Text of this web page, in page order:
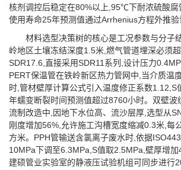
核剂调控后稳定在80%以上,95℃下耐浓硫酸腐
使用寿命25年预测值通过Arrhenius方程外推验
材料选型决策树的核心是工况参数与分子
岭地区土壤冻结深度1.5米,燃气管道埋深必须
SDR17.6,直接采用SDR11系列,设计压力
PERT保温管在铁岭新区热力管网中,当介质温
时,管材壁厚计算公式引入温度修正系数1.12,S
年蠕变断裂时间预测值超过8760小时。双壁波
流制改造中,因地下水位高、流沙层厚,选型从
刚度增加56%,允许施工沟槽宽度缩减0.3米,每
方米。PPH管输送含氯离子废水时,依据
10MPa下调至6.3MPa,S值取2.5MPa,壁厚增加
建硕管业实验室的静液压试验机组可同步进行